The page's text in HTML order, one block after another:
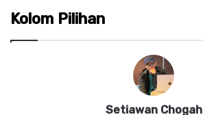
Kolom Pilihan
Setiawan Chogah